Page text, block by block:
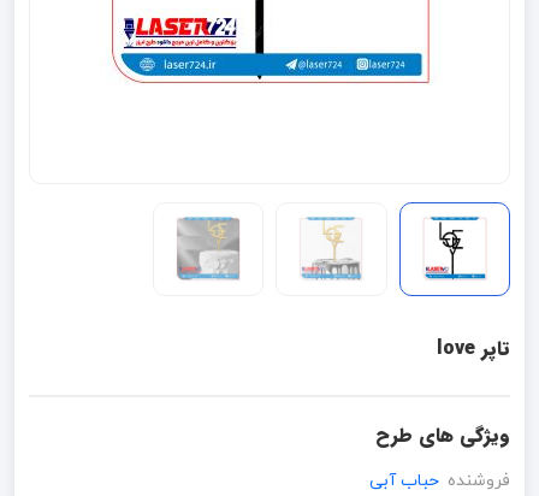
تاپر love
ویژگی های طرح
فروشنده حباب آبی